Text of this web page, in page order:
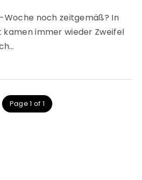
noch zeitgemäß? In
immer wieder Zweifel
Page 1 of 1